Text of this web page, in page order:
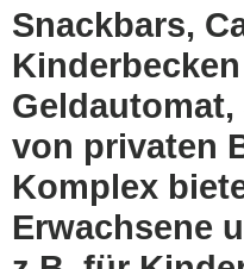
Snackbars,
von privaten
Komplex
Erwachsene